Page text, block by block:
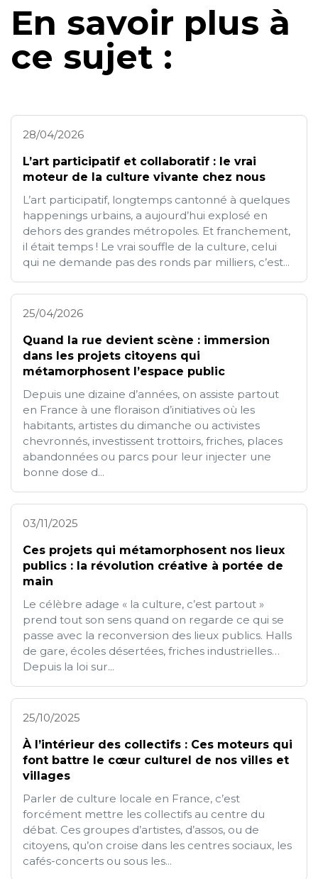
En savoir plus à
ce sujet :
28/04/2026
L’art participatif et collaboratif : le vrai
moteur de la culture vivante chez nous
L’art participatif, longtemps cantonné à quelques
happenings urbains, a aujourd’hui explosé en
dehors des grandes métropoles. Et franchement,
il était temps ! Le vrai souffle de la culture, celui
qui ne demande pas des ronds par milliers, c’est...
25/04/2026
Quand la rue devient scène : immersion
dans les projets citoyens qui
métamorphosent l’espace public
Depuis une dizaine d’années, on assiste partout
en France à une floraison d’initiatives où les
habitants, artistes du dimanche ou activistes
chevronnés, investissent trottoirs, friches, places
abandonnées ou parcs pour leur injecter une
bonne dose d...
03/11/2025
Ces projets qui métamorphosent nos lieux
publics : la révolution créative à portée de
main
Le célèbre adage « la culture, c’est partout »
prend tout son sens quand on regarde ce qui se
passe avec la reconversion des lieux publics. Halls
de gare, écoles désertées, friches industrielles…
Depuis la loi sur...
25/10/2025
À l’intérieur des collectifs : Ces moteurs qui
font battre le cœur culturel de nos villes et
villages
Parler de culture locale en France, c’est
forcément mettre les collectifs au centre du
débat. Ces groupes d’artistes, d’assos, ou de
citoyens, qu’on croise dans les centres sociaux, les
cafés-concerts ou sous les...